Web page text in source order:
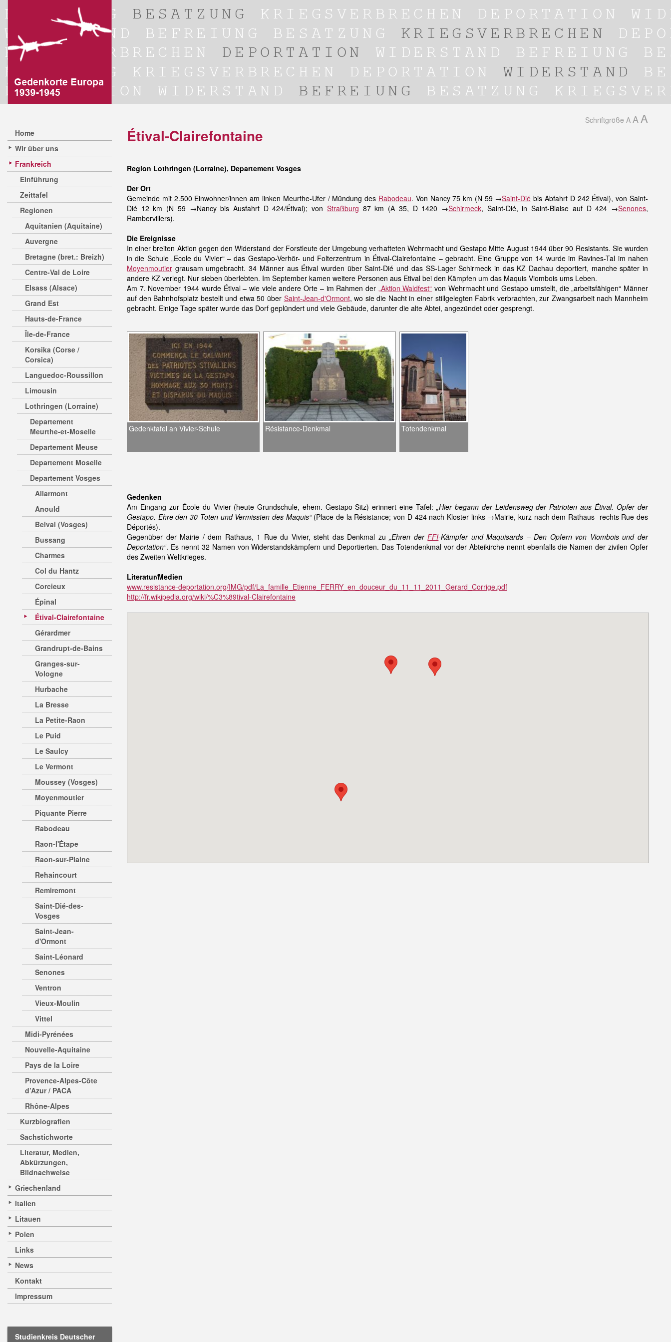
Home
Wir über uns
Frankreich
Einführung
Zeittafel
Regionen
Aquitanien (Aquitaine)
Auvergne
Bretagne (bret.: Breizh)
Centre-Val de Loire
Elsass (Alsace)
Grand Est
Hauts-de-France
Île-de-France
Korsika (Corse /
Corsica)
Languedoc-Roussillon
Limousin
Lothringen (Lorraine)
Departement
Meurthe-et-Moselle
Departement Meuse
Departement Moselle
Departement Vosges
Allarmont
Anould
Belval (Vosges)
Bussang
Charmes
Col du Hantz
Corcieux
Épinal
Étival-Clairefontaine
Gérardmer
Grandrupt-de-Bains
Granges-sur-
Vologne
Hurbache
La Bresse
La Petite-Raon
Le Puid
Le Saulcy
Le Vermont
Moussey (Vosges)
Moyenmoutier
Piquante Pierre
Rabodeau
Raon-l'Étape
Raon-sur-Plaine
Rehaincourt
Remiremont
Saint-Dié-des-
Vosges
Saint-Jean-
d'Ormont
Saint-Léonard
Senones
Ventron
Vieux-Moulin
Vittel
Midi-Pyrénées
Nouvelle-Aquitaine
Pays de la Loire
Provence-Alpes-Côte
d’Azur / PACA
Rhône-Alpes
Kurzbiografien
Sachstichworte
Literatur, Medien,
Abkürzungen,
Bildnachweise
Griechenland
Italien
Litauen
Polen
Links
News
Kontakt
Impressum
Studienkreis Deutscher
Schriftgröße A A A
Étival-Clairefontaine
Region Lothringen (Lorraine), Departement Vosges
Der Ort
Gemeinde mit 2.500 Einwohner/innen am linken Meurthe-Ufer / Mündung des Rabodeau. Von Nancy 75 km (N 59 →Saint-Dié bis Abfahrt D 242 Étival), von Saint-
Dié 12 km (N 59 →Nancy bis Ausfahrt D 424/Étival); von Straßburg 87 km (A 35, D 1420 →Schirmeck, Saint-Dié, in Saint-Blaise auf D 424 →Senones,
Rambervillers).
Die Ereignisse
In einer breiten Aktion gegen den Widerstand der Forstleute der Umgebung verhafteten Wehrmacht und Gestapo Mitte August 1944 über 90 Resistants. Sie wurden
in die Schule „Ecole du Vivier“ – das Gestapo-Verhör- und Folterzentrum in Étival-Clairefontaine – gebracht. Eine Gruppe von 14 wurde im Ravines-Tal im nahen
Moyenmoutier grausam umgebracht. 34 Männer aus Étival wurden über Saint-Dié und das SS-Lager Schirmeck in das KZ Dachau deportiert, manche später in
andere KZ verlegt. Nur sieben überlebten. Im September kamen weitere Personen aus Etival bei den Kämpfen um das Maquis Viombois ums Leben.
Am 7. November 1944 wurde Étival – wie viele andere Orte – im Rahmen der „Aktion Waldfest“ von Wehrmacht und Gestapo umstellt, die „arbeitsfähigen“ Männer
auf den Bahnhofsplatz bestellt und etwa 50 über Saint-Jean-d'Ormont, wo sie die Nacht in einer stillgelegten Fabrik verbrachten, zur Zwangsarbeit nach Mannheim
gebracht. Einige Tage später wurde das Dorf geplündert und viele Gebäude, darunter die alte Abtei, angezündet oder gesprengt.
Gedenktafel an Vivier-Schule Résistance-Denkmal Totendenkmal
Gedenken
Am Eingang zur École du Vivier (heute Grundschule, ehem. Gestapo-Sitz) erinnert eine Tafel: „Hier begann der Leidensweg der Patrioten aus Étival. Opfer der
Gestapo. Ehre den 30 Toten und Vermissten des Maquis“(Place de la Résistance; von D 424 nach Kloster links →Mairie, kurz nach dem Rathaus rechts Rue des
Déportés).
Gegenüber der Mairie / dem Rathaus, 1 Rue du Vivier, steht das Denkmal zu„Ehren derFFI-Kämpfer und Maquisards – Den Opfern von Viombois und der
Deportation“. Es nennt 32 Namen von Widerstandskämpfern und Deportierten. Das Totendenkmal vor der Abteikirche nennt ebenfalls die Namen der zivilen Opfer
des Zweiten Weltkrieges.
Literatur/Medien
www.resistance-deportation.org/IMG/pdf/La_famille_Etienne_FERRY_en_douceur_du_11_11_2011_Gerard_Corrige.pdf
http://fr.wikipedia.org/wiki/%C3%89tival-Clairefontaine